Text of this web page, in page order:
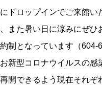
ドロップインでご来館い
また暑い日に涼みにぜ
制となっています（
新型コロナウイルスの感
開できるよう現在それ